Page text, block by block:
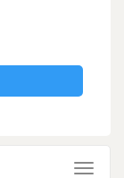
Toggle